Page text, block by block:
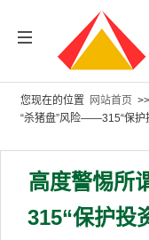
您现在的位置 网站首页 >>
“杀猪盘”风险——315“保护
高度警惕所
315“保护投